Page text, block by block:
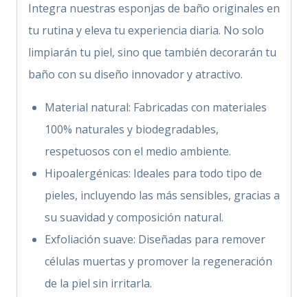
Integra nuestras esponjas de baño originales en
tu rutina y eleva tu experiencia diaria. No solo
limpiarán tu piel, sino que también decorarán tu
baño con su diseño innovador y atractivo.
Material natural: Fabricadas con materiales
100% naturales y biodegradables,
respetuosos con el medio ambiente.
Hipoalergénicas: Ideales para todo tipo de
pieles, incluyendo las más sensibles, gracias a
su suavidad y composición natural.
Exfoliación suave: Diseñadas para remover
células muertas y promover la regeneración
de la piel sin irritarla.